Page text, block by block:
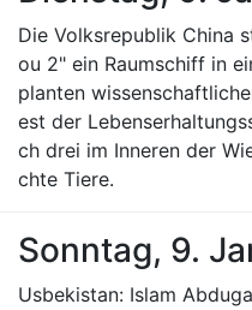
Die Volksrepublik China
ou 2" ein Raumschiff in
planten
est der
ch drei im Inneren der
chte Tiere.
Sonntag, 9.
Usbekistan: Islam